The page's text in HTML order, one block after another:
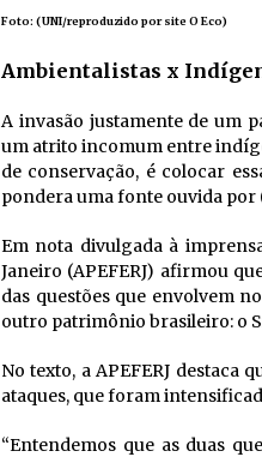
Foto: (UNI/reproduzido por site O Eco)
Ambientalistas x
A invasão justamente de um
um atrito incomum entre
de conservação, é colocar
pondera uma fonte ouvida por
Em nota divulgada à
Janeiro (APEFERJ) afirmou
das questões que envolvem
outro patrimônio brasileiro: o
No texto, a APEFERJ destaca
ataques, que foram
“Entendemos que as duas